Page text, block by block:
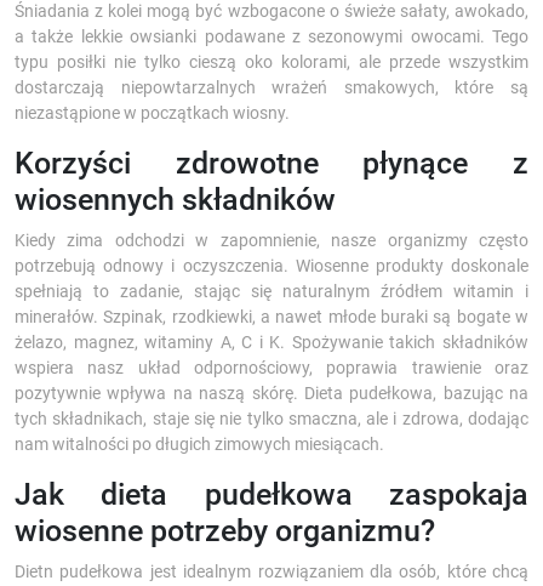
Śniadania z kolei mogą być wzbogacone o świeże sałaty, awokado,
a także lekkie owsianki podawane z sezonowymi owocami. Tego
typu posiłki nie tylko cieszą oko kolorami, ale przede wszystkim
dostarczają niepowtarzalnych wrażeń smakowych, które są
niezastąpione w początkach wiosny.
Korzyści zdrowotne płynące z
wiosennych składników
Kiedy zima odchodzi w zapomnienie, nasze organizmy często
potrzebują odnowy i oczyszczenia. Wiosenne produkty doskonale
spełniają to zadanie, stając się naturalnym źródłem witamin i
minerałów. Szpinak, rzodkiewki, a nawet młode buraki są bogate w
żelazo, magnez, witaminy A, C i K. Spożywanie takich składników
wspiera nasz układ odpornościowy, poprawia trawienie oraz
pozytywnie wpływa na naszą skórę. Dieta pudełkowa, bazując na
tych składnikach, staje się nie tylko smaczna, ale i zdrowa, dodając
nam witalności po długich zimowych miesiącach.
Jak dieta pudełkowa zaspokaja
wiosenne potrzeby organizmu?
Dietn pudełkowa jest idealnym rozwiązaniem dla osób, które chcą